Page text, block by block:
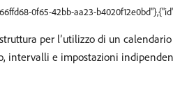
0f65-42bb-aa23-
per l’utilizzo di un calendario
e impostazioni